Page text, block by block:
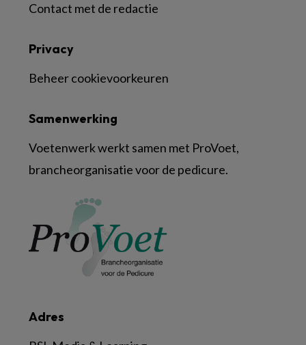
Contact met de redactie
Adres
Samenwerking
Voetenwerk werkt samen met ProVoet,
brancheorganisatie voor de pedicure.
Privacy
Beheer cookievoorkeuren